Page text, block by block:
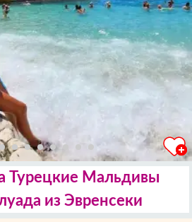
Турецкие Мальдивы
из Эвренсеки